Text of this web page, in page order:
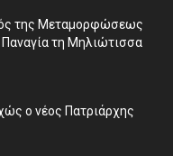
της Μεταμορφώσεως
τη Μηλιώτισσα
ο νέος Πατριάρχης